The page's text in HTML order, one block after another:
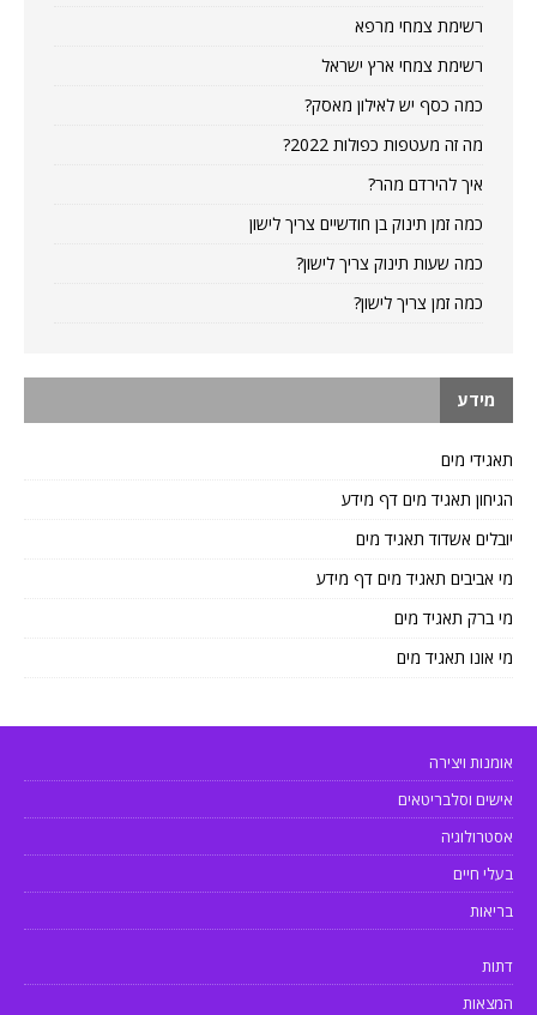
רשימת צמחי מרפא
רשימת צמחי ארץ ישראל
כמה כסף יש לאילון מאסק?
מה זה מעטפות כפולות 2022?
איך להירדם מהר?
כמה זמן תינוק בן חודשיים צריך לישון
כמה שעות תינוק צריך לישון?
כמה זמן צריך לישון?
מידע
תאגידי מים
הגיחון תאגיד מים דף מידע
יובלים אשדוד תאגיד מים
מי אביבים תאגיד מים דף מידע
מי ברק תאגיד מים
מי אונו תאגיד מים
אומנות ויצירה
אישים וסלבריטאים
אסטרולוגיה
בעלי חיים
בריאות
דתות
המצאות